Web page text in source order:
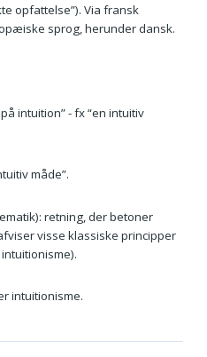
opfattelse”). Via fransk
sprog, herunder dansk.
intuition” - fx “en intuitiv
måde”.
retning, der betoner
visse klassiske principper
intuitionisme.